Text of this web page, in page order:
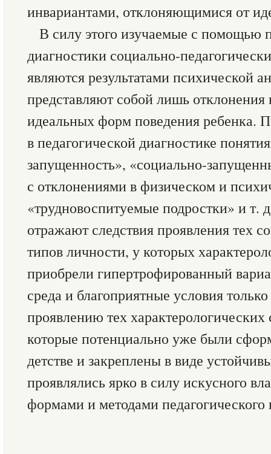
инвариантами, отклоняющимися от
В силу этого изучаемые с помощью
диагностики социально-
являются результатами психической
представляют собой лишь
идеальных форм поведения ребенка.
в педагогической диагностике
запущенность», «социально-
с отклонениями в физическом и
«трудновоспитуемые подростки» и т.
отражают следствия проявления тех
типов личности, у которых
приобрели гипертрофированный
среда и благоприятные условия
проявлению тех характерологических
которые потенциально уже были
детстве и закреплены в виде
проявлялись ярко в силу искусного
формами и методами педагогического